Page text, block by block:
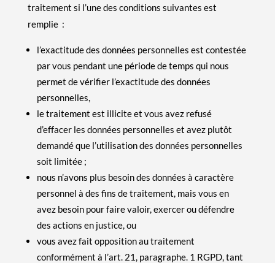
traitement si l’une des conditions suivantes est
remplie :
l’exactitude des données personnelles est contestée
par vous pendant une période de temps qui nous
permet de vérifier l’exactitude des données
personnelles,
le traitement est illicite et vous avez refusé
d’effacer les données personnelles et avez plutôt
demandé que l’utilisation des données personnelles
soit limitée ;
nous n’avons plus besoin des données à caractère
personnel à des fins de traitement, mais vous en
avez besoin pour faire valoir, exercer ou défendre
des actions en justice, ou
vous avez fait opposition au traitement
conformément à l’art. 21, paragraphe. 1 RGPD, tant